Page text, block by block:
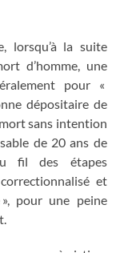
lorsqu’à la suite
d’homme, une
pour «
dépositaire de
sans intention
de 20 ans de
fil des étapes
et
pour une peine